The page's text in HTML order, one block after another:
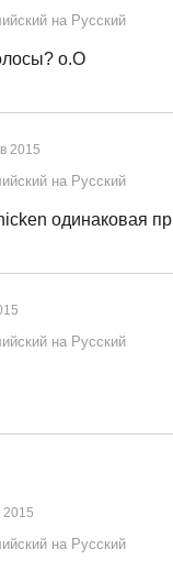
на Русский
o.O
2015
на Русский
одинаковая
на Русский
на Русский